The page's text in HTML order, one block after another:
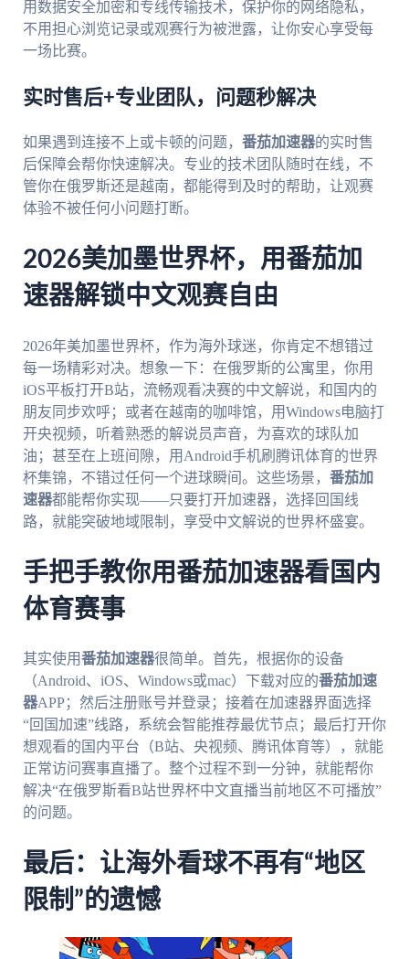
用数据安全加密和专线传输技术，保护你的网络隐私，
不用担心浏览记录或观赛行为被泄露，让你安心享受每
一场比赛。
实时售后+专业团队，问题秒解决
如果遇到连接不上或卡顿的问题， 番茄加速器的实时售
后保障会帮你快速解决。专业的技术团队随时在线，不
管你在俄罗斯还是越南，都能得到及时的帮助，让观赛
体验不被任何小问题打断。
2026美加墨世界杯，用番茄加
速器解锁中文观赛自由
2026年美加墨世界杯，作为海外球迷，你肯定不想错过
每一场精彩对决。想象一下：在俄罗斯的公寓里，你用
iOS平板打开B站，流畅观看决赛的中文解说，和国内的
朋友同步欢呼；或者在越南的咖啡馆，用Windows电脑打
开央视频，听着熟悉的解说员声音，为喜欢的球队加
油；甚至在上班间隙，用Android手机刷腾讯体育的世界
杯集锦，不错过任何一个进球瞬间。这些场景， 番茄加
速器都能帮你实现——只要打开加速器，选择回国线
路，就能突破地域限制，享受中文解说的世界杯盛宴。
手把手教你用番茄加速器看国内
体育赛事
其实使用番茄加速器很简单。首先，根据你的设备
（Android、iOS、Windows或mac）下载对应的番茄加速
器APP；然后注册账号并登录；接着在加速器界面选择
“回国加速”线路，系统会智能推荐最优节点；最后打开你
想观看的国内平台（B站、央视频、腾讯体育等），就能
正常访问赛事直播了。整个过程不到一分钟，就能帮你
解决“在俄罗斯看B站世界杯中文直播当前地区不可播放”
的问题。
最后：让海外看球不再有“地区
限制”的遗憾